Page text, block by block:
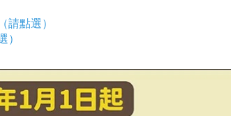
請點選）
）